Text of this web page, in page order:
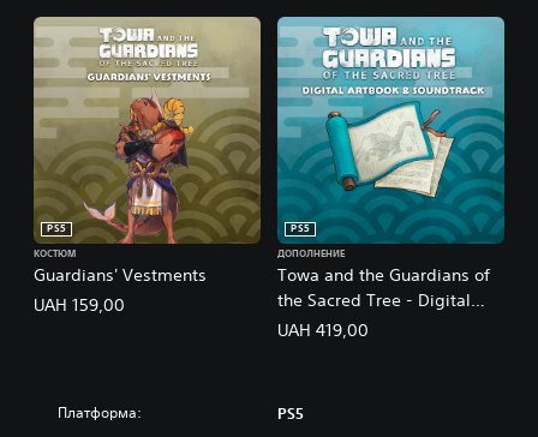
Guardians' Vestments
PS5
КОСТЮМ
UAH 159,00
Towa and the Guardians of
the Sacred Tree - Digital
Artbook & Soundtrack
PS5
ДОПОЛНЕНИЕ
UAH 419,00
Платформа: PS5